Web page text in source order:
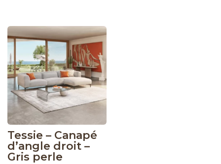
Tessie – Canapé
d’angle droit –
Gris perle